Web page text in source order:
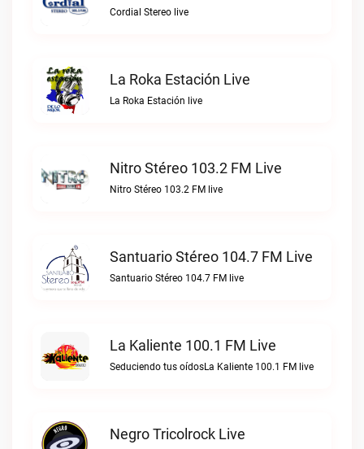
Cordial Stereo live
La Roka Estación Live
La Roka Estación live
Nitro Stéreo 103.2 FM Live
Nitro Stéreo 103.2 FM live
Santuario Stéreo 104.7 FM Live
Santuario Stéreo 104.7 FM live
La Kaliente 100.1 FM Live
Seduciendo tus oídosLa Kaliente 100.1 FM live
Negro Tricolrock Live